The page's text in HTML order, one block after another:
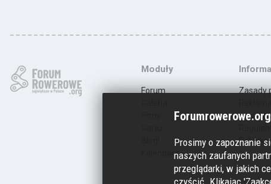
Moduły
Forum
Kalendarz
Zasady
Kontakt
Prosimy o zapoznanie
naszych zaufanych
przeglądarki, w jakich
czyścić. Klikając